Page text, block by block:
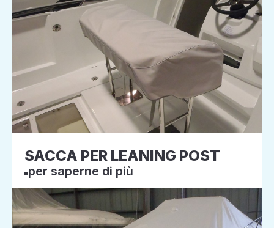
SACCA PER LEANING POST
per saperne di più